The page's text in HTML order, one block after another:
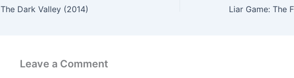
The Dark Valley (2014) Liar Game: The
Leave a Comment